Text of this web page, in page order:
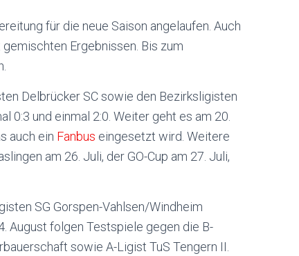
für die neue Saison angelaufen. Auch
Ergebnissen. Bis zum
Delbrücker SC sowie den Bezirksligisten
0:3 und einmal 2:0. Weiter geht es am 20.
auch ein Fanbus eingesetzt wird. Weitere
am 26. Juli, der GO-Cup am 27. Juli,
SG Gorspen-Vahlsen/Windheim
August folgen Testspiele gegen die B-
sowie A-Ligist TuS Tengern II.